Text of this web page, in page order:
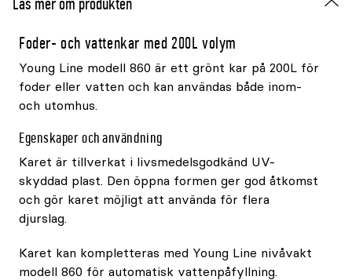
Läs mer om produkten
Foder- och vattenkar med 200L volym
Young Line modell 860 är ett grönt kar på 200L för
foder eller vatten och kan användas både inom-
och utomhus.
Egenskaper och användning
Karet är tillverkat i livsmedelsgodkänd UV-
skyddad plast. Den öppna formen ger god åtkomst
och gör karet möjligt att använda för flera
djurslag.
Karet kan kompletteras med Young Line nivåvakt
modell 860 för automatisk vattenpåfyllning.